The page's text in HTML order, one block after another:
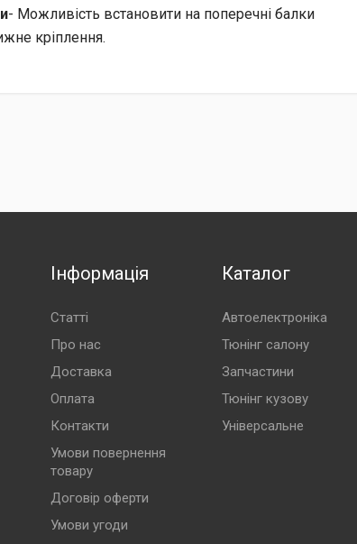
- Можливість встановити на поперечні балки
кріплення.
Інформація
Статті
Про нас
Доставка
Оплата
Контакти
Умови повернення
товару
Договір оферти
Умови угоди
Каталог
Автоелектроніка
Тюнінг салону
Запчастини
Тюнінг кузову
Універсальне